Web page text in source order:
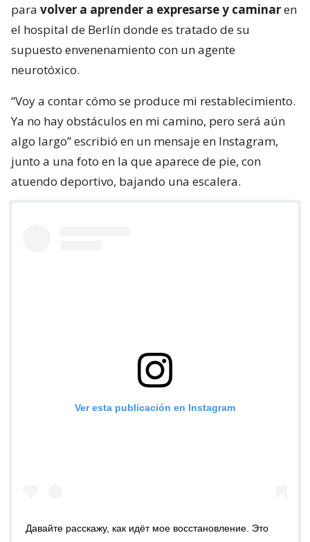
para volver a aprender a expresarse y caminaren
el hospital de Berlín donde es tratado de su
supuesto envenenamiento con un agente
neurotóxico.
“Voy a contar cómo se produce mi restablecimiento.
Ya no hay obstáculos en mi camino, pero será aún
algo largo” escribió en un mensaje en Instagram,
junto a una foto en la que aparece de pie, con
atuendo deportivo, bajando una escalera.
Ver esta publicación en Instagram
Давайте расскажу, как идёт мое восстановление. Это